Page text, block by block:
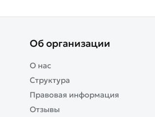
Об организации
О нас
Структура
Правовая информация
Отзывы